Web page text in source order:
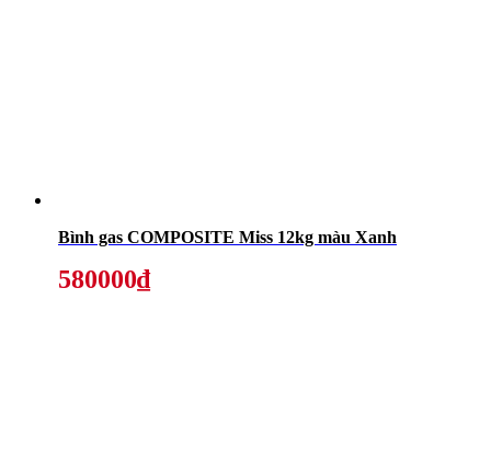
Bình gas COMPOSITE Miss 12kg màu Xanh
580000₫